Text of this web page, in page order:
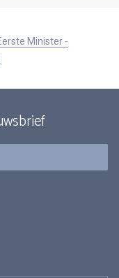
Minister -